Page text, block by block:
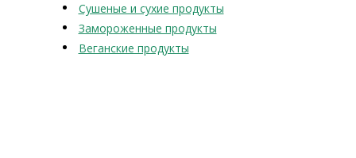
Сушеные и сухие продукты
Замороженные продукты
Веганские продукты